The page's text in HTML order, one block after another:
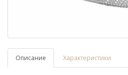
Описание Характеристики